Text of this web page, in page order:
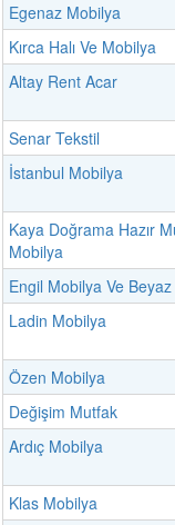
Egenaz Mobilya
Kırca Halı Ve Mobilya
Altay Rent Acar
Senar Tekstil
İstanbul Mobilya
Kaya Doğrama Hazır
Mobilya
Engil Mobilya Ve
Ladin Mobilya
Özen Mobilya
Değişim Mutfak
Ardıç Mobilya
Klas Mobilya